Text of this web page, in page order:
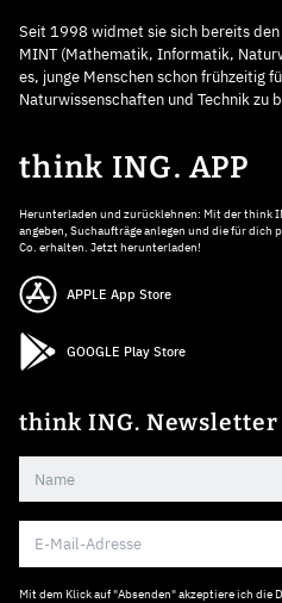
Seit 1998 widmet sie sich bereits
MINT (Mathematik, Informatik,
es, junge Menschen schon frühzeitig
Naturwissenschaften und Technik zu
think ING. APP
Herunterladen und zurücklehnen: Mit der think
angeben, Suchaufträge anlegen und die für dich
Co. erhalten. Jetzt herunterladen!
APPLE App Store
GOOGLE Play Store
think ING. Newsletter
Mit dem Klick auf "Absenden" akzeptiere ich die